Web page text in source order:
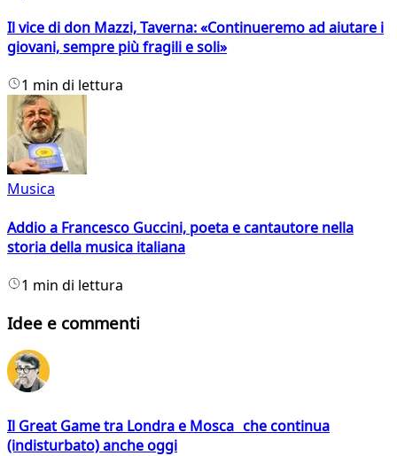
Il vice di don Mazzi, Taverna: «Continueremo ad aiutare i
giovani, sempre più fragili e soli»
1 min di lettura
Musica
Addio a Francesco Guccini, poeta e cantautore nella
storia della musica italiana
1 min di lettura
Idee e commenti
Il Great Game tra Londra e Mosca che continua
(indisturbato) anche oggi